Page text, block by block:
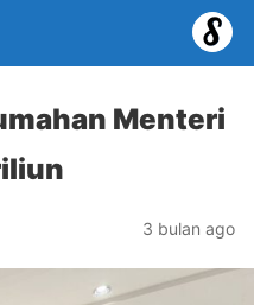
Menteri
3 bulan ago